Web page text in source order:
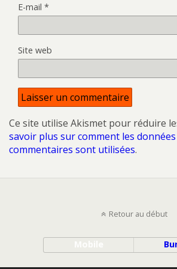
E-mail *
Site web
Ce site utilise Akismet pour réduire
savoir plus sur comment les données
commentaires sont utilisées.
Retour au début